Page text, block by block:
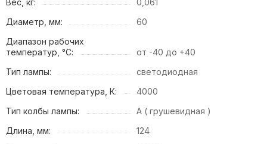
Диаметр, мм:
60
Диапазон рабочих
температур, °С:
от -40 до +40
Тип лампы:
светодиодная
Цветовая температура, К:
4000
Тип колбы лампы:
A ( грушевидная )
Длина, мм:
124